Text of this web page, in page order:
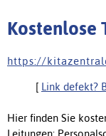
Kostenlose
h t t p s : / / k i t a z e n t r a
[ Link defekt?
Hier finden Sie
Leitungen: